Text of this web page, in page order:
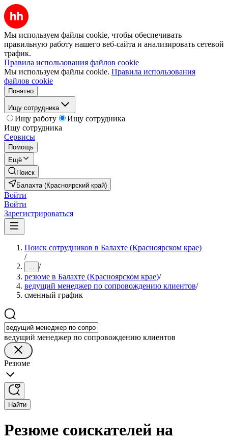
Мы используем файлы cookie, чтобы обеспечивать
правильную работу нашего веб-сайта и анализировать сетевой
трафик.
Правила использования файлов cookie
Мы используем файлы cookie. Правила использования
файлов cookie
Понятно
Ищу сотрудника
Ищу работу
Ищу сотрудника
Ищу сотрудника
Сервисы
Помощь
Ещё
Поиск
Балахта (Красноярский край)
Войти
Войти
Зарегистрироваться
Поиск сотрудников в Балахте (Красноярском крае)
/
... /
резюме в Балахте (Красноярском крае)/
ведущий менеджер по сопровождению клиентов/
сменный график
ведущий менеджер по сопровождению клиентов
Резюме
Найти
Резюме соискателей на